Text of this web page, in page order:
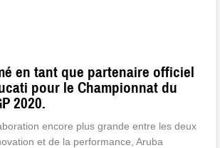
en tant que partenaire officiel
pour le Championnat du
2020.
encore plus grande entre les deux
et de la performance, Aruba